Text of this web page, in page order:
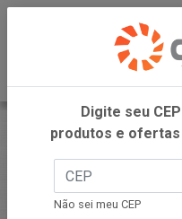
Digite seu
produtos e ofertas
Não sei meu CEP